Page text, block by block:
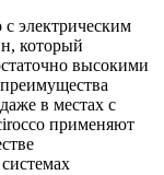
электрическим
который
высокими
в местах с
применяют